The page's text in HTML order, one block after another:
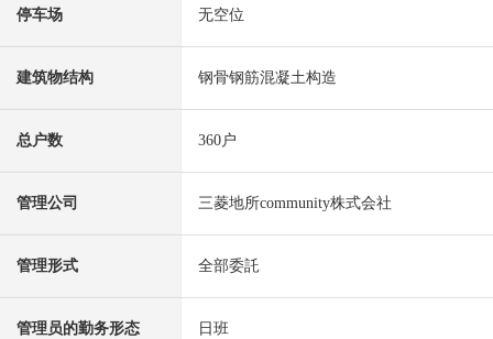
停车场 无空位
建筑物结构 钢骨钢筋混凝土构造
总户数 360户
管理公司 三菱地所community株式会社
管理形式 全部委託
管理员的勤务形态 日班